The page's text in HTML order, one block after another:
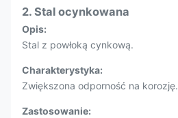
2. Stal ocynkowana
Opis:
Stal z powłoką cynkową.
Charakterystyka:
Zwiększona odporność na korozję.
Zastosowanie: